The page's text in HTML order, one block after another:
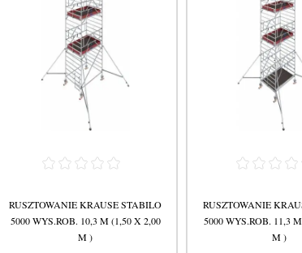
RUSZTOWANIE KRAUSE STABILO
5000 WYS.ROB. 10,3 M (1,50 X 2,00
M )
RUSZTOWANIE
5000 WYS.ROB. 11,3
M )